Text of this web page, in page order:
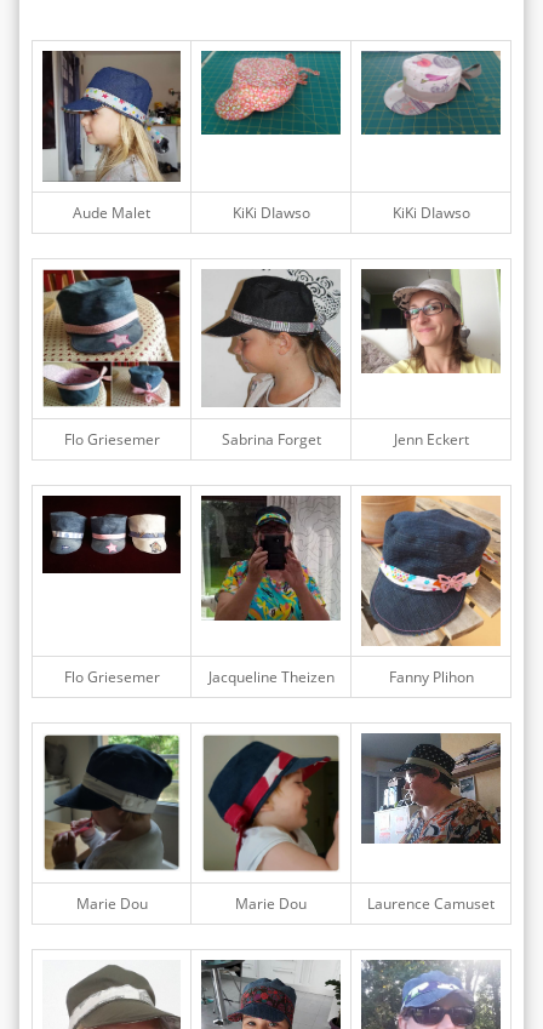
Aude Malet KiKi DIawso KiKi DIawso
Flo Griesemer Sabrina Forget Jenn Eckert
Flo Griesemer Jacqueline Theizen Fanny Plihon
Marie Dou Marie Dou Laurence Camuset